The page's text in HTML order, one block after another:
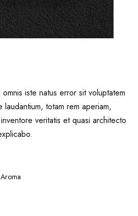
iste natus error sit voluptatem
laudantium, totam rem aperiam,
veritatis et quasi architecto